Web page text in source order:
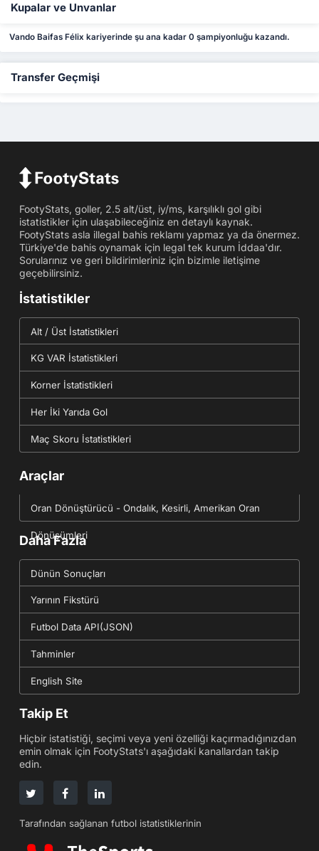
Kupalar ve Unvanlar
Vando Baifas Félix kariyerinde şu ana kadar 0 şampiyonluğu kazandı.
Transfer Geçmişi
FootyStats, goller, 2.5 alt/üst, iy/ms, karşılıklı gol gibi
istatistikler için ulaşabileceğiniz en detaylı kaynak.
FootyStats asla illegal bahis reklamı yapmaz ya da önermez.
Türkiye'de bahis oynamak için legal tek kurum İddaa'dır.
Sorularınız ve geri bildirimleriniz için bizimle iletişime
geçebilirsiniz.
İstatistikler
Alt / Üst İstatistikleri
KG VAR İstatistikleri
Korner İstatistikleri
Her İki Yarıda Gol
Maç Skoru İstatistikleri
Araçlar
Oran Dönüştürücü - Ondalık, Kesirli, Amerikan Oran
Dönüşümleri
Daha Fazla
Dünün Sonuçları
Yarının Fikstürü
Futbol Data API(JSON)
Tahminler
English Site
Takip Et
Hiçbir istatistiği, seçimi veya yeni özelliği kaçırmadığınızdan
emin olmak için FootyStats'ı aşağıdaki kanallardan takip
edin.
Tarafından sağlanan futbol istatistiklerinin